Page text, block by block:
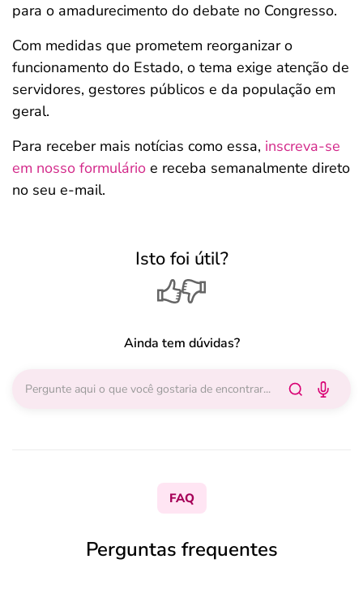
para o amadurecimento do debate no Congresso.
Com medidas que prometem reorganizar o
funcionamento do Estado, o tema exige atenção de
servidores, gestores públicos e da população em
geral.
Para receber mais notícias como essa, inscreva-se
em nosso formulário e receba semanalmente direto
no seu e-mail.
Isto foi útil?
Ainda tem dúvidas?
FAQ
Perguntas frequentes